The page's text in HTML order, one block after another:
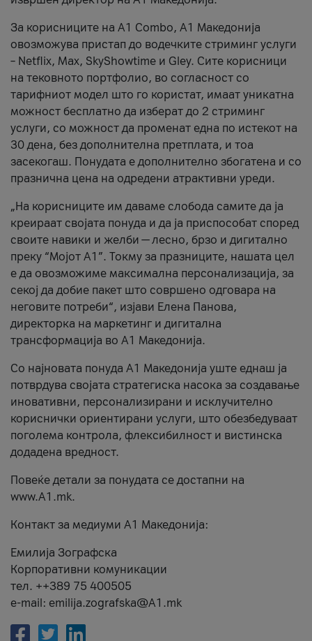
За корисниците на A1 Combo, А1 Македонија
овозможува пристап до водечките стриминг услуги
– Netflix, Max, SkyShowtime и Gley. Сите корисници
на тековното портфолио, во согласност со
тарифниот модел што го користат, имаат уникатна
можност бесплатно да изберат до 2 стриминг
услуги, со можност да променат една по истекот на
30 дена, без дополнителна претплата, и тоа
засекогаш. Понудата е дополнително збогатена и со
празнична цена на одредени атрактивни уреди.
„На корисниците им даваме слобода самите да ја
креираат својата понуда и да ја приспособат според
своите навики и желби — лесно, брзо и дигитално
преку “Мојот А1”. Токму за празниците, нашата цел
е да овозможиме максимална персонализација, за
секој да добие пакет што совршено одговара на
неговите потреби“, изјави Елена Панова,
директорка на маркетинг и дигитална
трансформација во А1 Македонија.
Со најновата понуда А1 Македонија уште еднаш ја
потврдува својата стратегиска насока за создавање
иновативни, персонализирани и исклучително
кориснички ориентирани услуги, што обезбедуваат
поголема контрола, флексибилност и вистинска
додадена вредност.
Повеќе детали за понудата се достапни на
www.А1.mk.
Контакт за медиуми А1 Македонија:
Емилија Зографска
Корпоративни комуникации
тел. ++389 75 400505
e-mail: emilija.zografska@A1.mk